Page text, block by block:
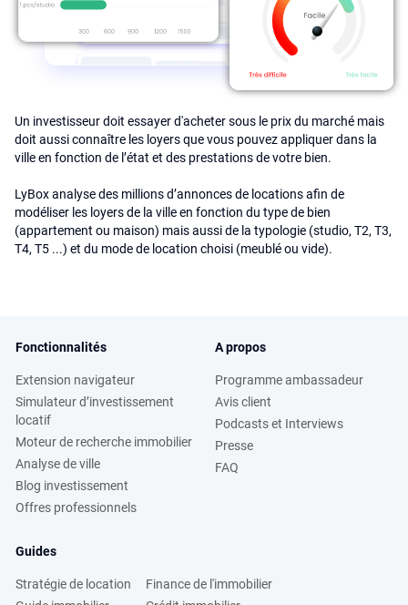
Un investisseur doit essayer d'acheter sous le prix du marché mais
doit aussi connaître les loyers que vous pouvez appliquer dans la
ville en fonction de l’état et des prestations de votre bien.
LyBox analyse des millions d’annonces de locations afin de
modéliser les loyers de la ville en fonction du type de bien
(appartement ou maison) mais aussi de la typologie (studio, T2, T3,
T4, T5 ...) et du mode de location choisi (meublé ou vide).
Fonctionnalités
Extension navigateur
Simulateur d’investissement
locatif
Moteur de recherche immobilier
Analyse de ville
Blog investissement
Offres professionnels
A propos
Programme ambassadeur
Avis client
Podcasts et Interviews
Presse
FAQ
Guides
Stratégie de location
Finance de l'immobilier